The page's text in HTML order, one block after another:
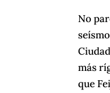
No
más
que